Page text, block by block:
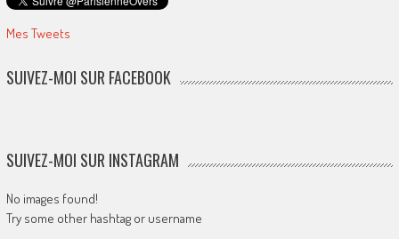
Mes Tweets
SUIVEZ-MOI SUR FACEBOOK
SUIVEZ-MOI SUR INSTAGRAM
No images found!
Try some other hashtag or username